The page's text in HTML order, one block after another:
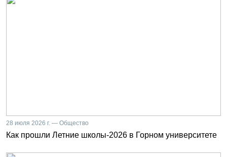
28 июля 2026 г. — Общество
Как прошли Летние школы-2026 в Горном университете